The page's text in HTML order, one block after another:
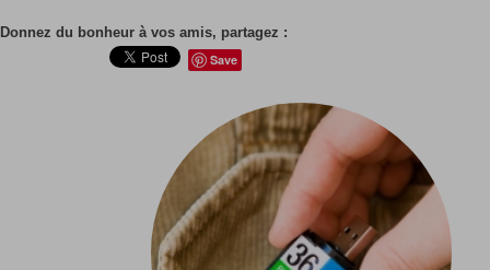
Donnez du bonheur à vos amis, partagez :
Save